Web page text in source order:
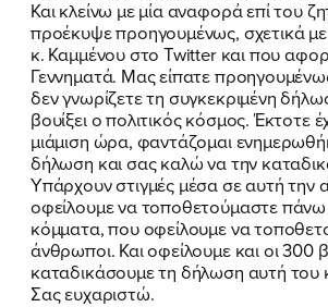
Και κλείνω με μία αναφορά επί του
προέκυψε προηγουμένως, σχετικά
κ. Καμμένου στο Twitter και που
Γεννηματά. Μας είπατε
δεν γνωρίζετε τη συγκεκριμένη
βουίξει ο πολιτικός κόσμος. Έκτοτε
μιάμιση ώρα, φαντάζομαι
δήλωση και σας καλώ να την
Υπάρχουν στιγμές μέσα σε αυτή την
οφείλουμε να τοποθετούμαστε
κόμματα, που οφείλουμε να
άνθρωποι. Και οφείλουμε και οι 300
καταδικάσουμε τη δήλωση αυτή του
Σας ευχαριστώ.